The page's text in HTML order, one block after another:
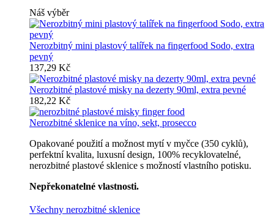
Náš výběr
Nerozbitný mini plastový talířek na fingerfood Sodo, extra
pevný
137,29 Kč
Nerozbitné plastové misky na dezerty 90ml, extra pevné
182,22 Kč
Nerozbitné sklenice na víno, sekt, prosecco
Opakované použití a možnost mytí v myčce (350 cyklů),
perfektní kvalita, luxusní design, 100% recyklovatelné,
nerozbitné plastové sklenice s možností vlastního potisku.
Nepřekonatelné vlastnosti.
Všechny nerozbitné sklenice